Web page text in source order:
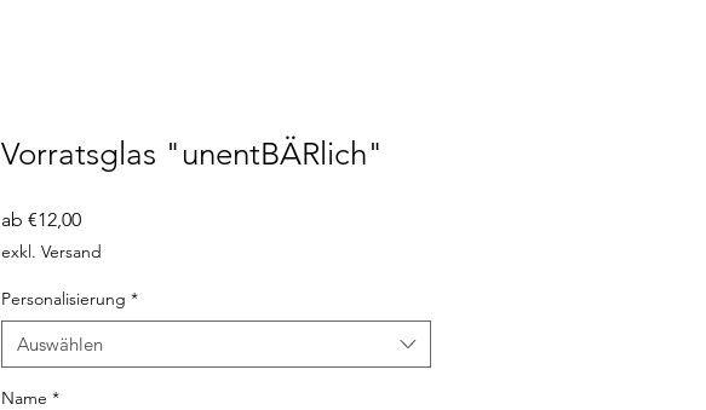
Vorratsglas "unentBÄRlich"
ab €12,00Sale-
Preis
exkl. Versand
Personalisierung *
Auswählen
Name *